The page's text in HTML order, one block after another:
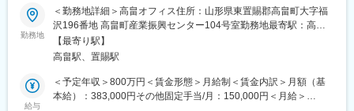
■業務内容：
部長候補として、社内のデジタル化、および地域事業者の実務を
支えるデジタル実装の推進を担当します。
1.「ふるさと納税do」を軸とした運用設計・最適化
寄附受付から配送管理までを行う基幹システムの機能を熟知し、
勤務地
＜勤務地詳細＞高畠オフィス住所：山形県東置賜郡高畠町大字福
沢196番地 高畠町産業振興センター104号室勤務地最寄駅：高畠
駅受動喫煙対策：屋内全面禁煙変更の範囲：無
【最寄り駅】
高畠駅、置賜駅
給与
＜予定年収＞800万円＜賃金形態＞月給制＜賃金内訳＞月額（基
本給）：383,000円その他固定手当/月：150,000円＜月給＞